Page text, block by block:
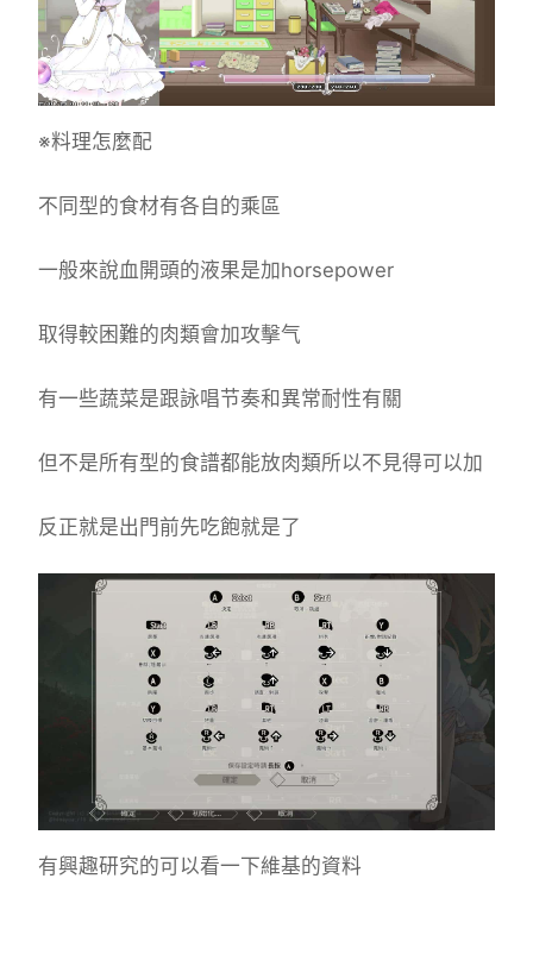
※料理怎麼配
不同型的食材有各自的乘區
一般來說血開頭的液果是加horsepower
取得較困難的肉類會加攻擊气
有一些蔬菜是跟詠唱节奏和異常耐性有關
但不是所有型的食譜都能放肉類所以不見得可以加
反正就是出門前先吃飽就是了
有興趣研究的可以看一下維基的資料